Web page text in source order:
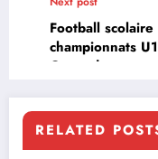
Football
championnats
Ouagadougou
RELATED